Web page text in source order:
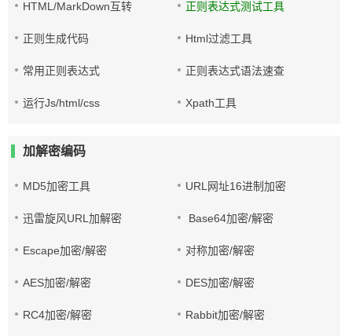
HTML/MarkDown互转 正则表达式测试工具
正则生成代码 Html过滤工具
常用正则表达式 正则表达式语法速查
运行Js/html/css Xpath工具
加解密编码
MD5加密工具 URL网址16进制加密
迅雷旋风URL加解密 Base64加密/解密
Escape加密/解密 对称加密/解密
AES加密/解密 DES加密/解密
RC4加密/解密 Rabbit加密/解密